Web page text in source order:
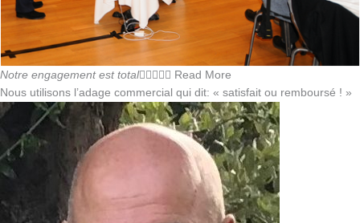
Notre engagement est total     Read More
Nous utilisons l’adage commercial qui dit: « satisfait ou remboursé ! »